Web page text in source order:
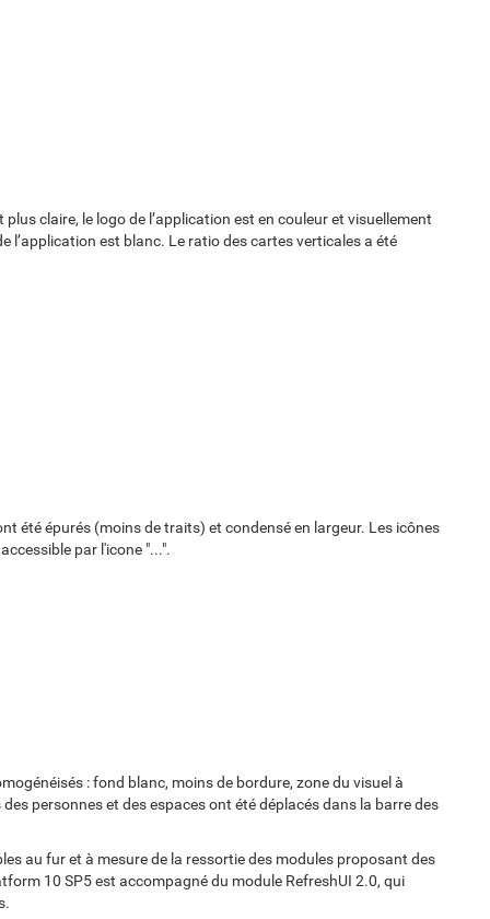
claire, le logo de l’application est en couleur et visuellement
l’application est blanc. Le ratio des cartes verticales a été
été épurés (moins de traits) et condensé en largeur. Les icônes
par l'icone "...".
: fond blanc, moins de bordure, zone du visuel à
personnes et des espaces ont été déplacés dans la barre des
au fur et à mesure de la ressortie des modules proposant des
10 SP5 est accompagné du module RefreshUI 2.0, qui